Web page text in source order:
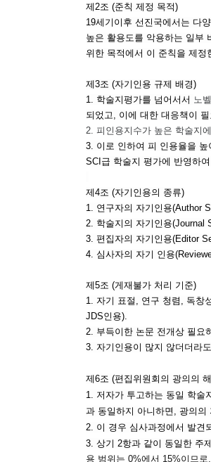
제2조 (준칙 제정 목적)
19세기이후 선진국에서는 다
높은 활용도를 악용하는 일부
위한 목적에서 이 준칙을 제정
제3조 (자기인용 규제 배경)
1. 학술지평가를 넘어서서 노
되었고, 이에 대한 대응책이
2. 피인용지수가 높은 학술지
3. 이로 인하여 피 인용율을
SCI급 학술지 평가에 반영하
제4조 (자기인용의 종류)
1. 연구자의 자기인 용(Author
2. 학술지의 자기인용(Journal
3. 편집자의 자기인용(Editor
4. 심사자의 자기 인용
제5조 (게재불가 처리 기준)
1. 자기 표절, 연구 청렴, 독창
JDS인용).
2 . 부득이한 논문 전개상 필
3. 자기인용이 많지 않더더라
제6조 (편집위원회의 광의의
1. 저자가 투고하는 동일 학술
과 동일하지 아니하면, 광의의
2. 이 경우 심사과정에서 발견
3. 상기 2항과 같이 동일한 주
용 범위는 0%에서 15%이므